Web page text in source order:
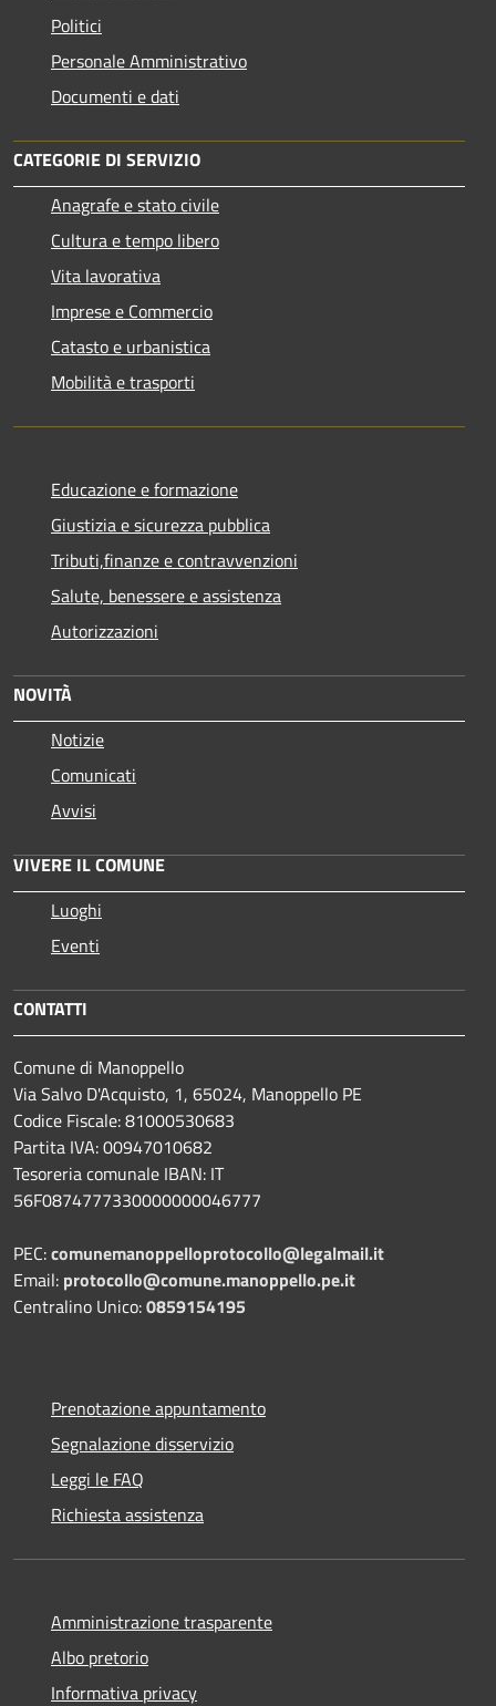
Politici
Personale Amministrativo
Documenti e dati
CATEGORIE DI SERVIZIO
Anagrafe e stato civile
Cultura e tempo libero
Vita lavorativa
Imprese e Commercio
Catasto e urbanistica
Mobilità e trasporti
Educazione e formazione
Giustizia e sicurezza pubblica
Tributi,finanze e contravvenzioni
Salute, benessere e assistenza
Autorizzazioni
NOVITÀ
Notizie
Comunicati
Avvisi
VIVERE IL COMUNE
Luoghi
Eventi
CONTATTI
Comune di Manoppello
Via Salvo D'Acquisto, 1, 65024, Manoppello PE
Codice Fiscale: 81000530683
Partita IVA: 00947010682
Tesoreria comunale IBAN: IT
56F0874777330000000046777
PEC:comunemanoppelloprotocollo@legalmail.it
Email: protocollo@comune.manoppello.pe.it
Centralino Unico:0859154195
Prenotazione appuntamento
Segnalazione disservizio
Leggi le FAQ
Richiesta assistenza
Amministrazione trasparente
Albo pretorio
Informativa privacy